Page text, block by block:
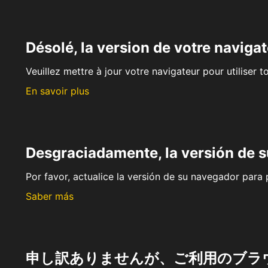
Désolé, la version de votre
Veuillez mettre à jour votre navigateur pour utiliser
En savoir plus
Desgraciadamente, la versión de
Por favor, actualice la versión de su navegador
Saber más
申し訳ありませんが、ご利用のブ